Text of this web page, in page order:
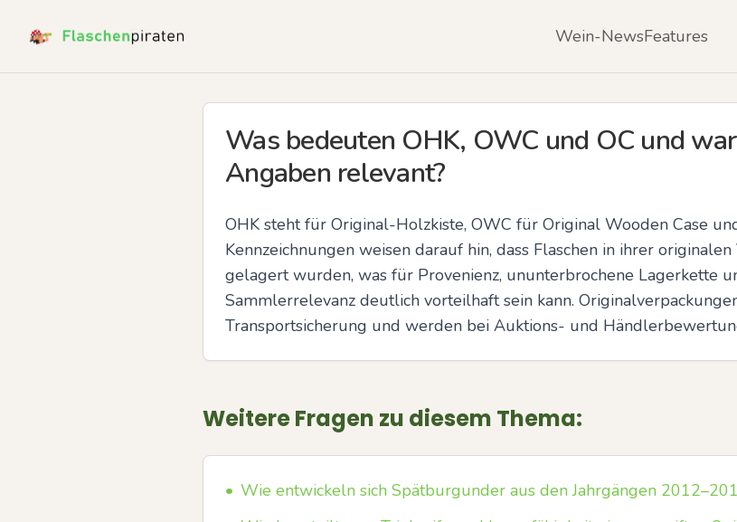
Wein-NewsFeatures
Was bedeuten OHK, OWC und OC und
Angaben relevant?
OHK steht für Original-Holzkiste, OWC für Original Wooden Case
Kennzeichnungen weisen darauf hin, dass Flaschen in ihrer
gelagert wurden, was für Provenienz, ununterbrochene Lagerkette
Sammlerrelevanz deutlich vorteilhaft sein kann.
Transportsicherung und werden bei Auktions- und
Weitere Fragen zu diesem Thema:
• Wie entwickeln sich Spätburgunder aus den Jahrgängen